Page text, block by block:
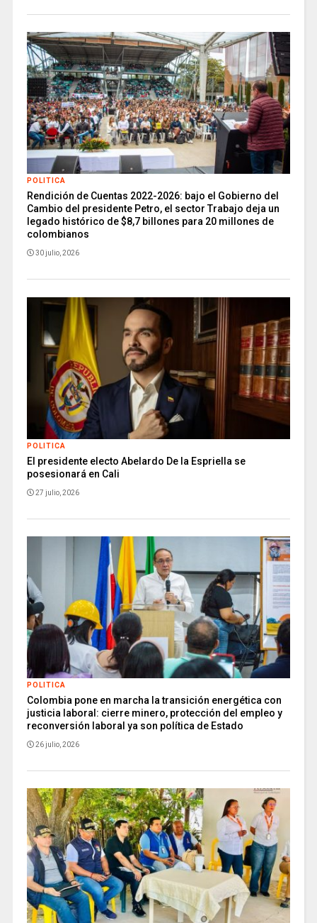
POLITICA
Rendición de Cuentas 2022-2026: bajo el Gobierno del
Cambio del presidente Petro, el sector Trabajo deja un
legado histórico de $8,7 billones para 20 millones de
colombianos
30 julio, 2026
POLITICA
El presidente electo Abelardo De la Espriella se
posesionará en Cali
27 julio, 2026
POLITICA
Colombia pone en marcha la transición energética con
justicia laboral: cierre minero, protección del empleo y
reconversión laboral ya son política de Estado
26 julio, 2026